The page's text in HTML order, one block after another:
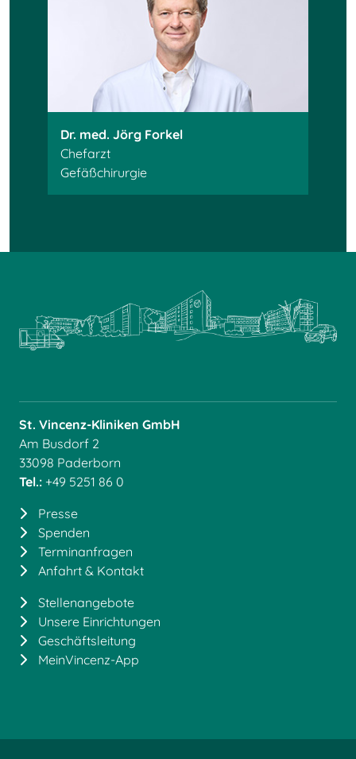
Dr. med. Jörg Forkel
Chefarzt
Gefäßchirurgie
St. Vincenz-Kliniken GmbH
Am Busdorf 2
33098 Paderborn
Tel.: +49 5251 86 0
Presse
Spenden
Terminanfragen
Anfahrt & Kontakt
Stellenangebote
Unsere Einrichtungen
Geschäftsleitung
MeinVincenz-App